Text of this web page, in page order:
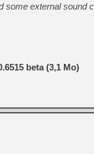
some external sound
beta (3,1 Mo)